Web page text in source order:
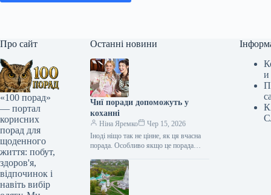
Про сайт
«100 порад»
— портал
корисних
порад для
щоденного
життя: побут,
здоров'я,
відпочинок і
навіть вибір
Останні новини
Чиї поради допоможуть у
коханні
Ніна Яремко
Чер 15, 2026
Іноді ніщо так не цінне, як ця вчасна
порада. Особливо якщо це порада
косметолога, тренера, стиліста…
и